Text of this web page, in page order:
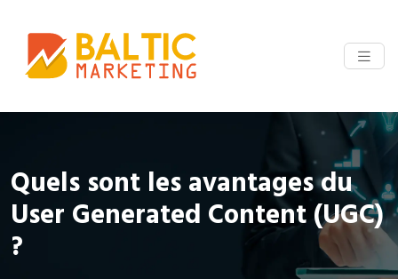
Quels sont les avantages du
User Generated Content (UGC)
?